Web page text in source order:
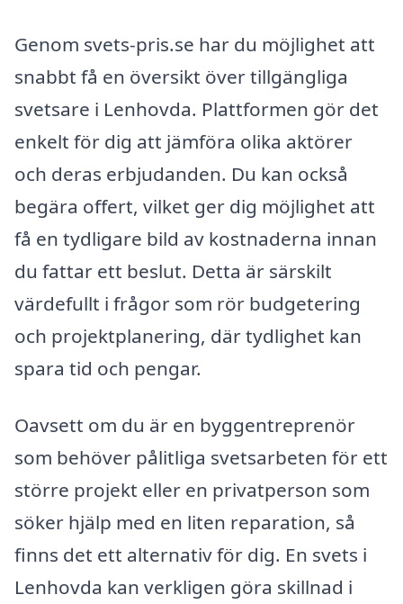
Genom svets-pris.se har du möjlighet att
snabbt få en översikt över tillgängliga
svetsare i Lenhovda. Plattformen gör det
enkelt för dig att jämföra olika aktörer
och deras erbjudanden. Du kan också
begära offert, vilket ger dig möjlighet att
få en tydligare bild av kostnaderna innan
du fattar ett beslut. Detta är särskilt
värdefullt i frågor som rör budgetering
och projektplanering, där tydlighet kan
spara tid och pengar.
Oavsett om du är en byggentreprenör
som behöver pålitliga svetsarbeten för ett
större projekt eller en privatperson som
söker hjälp med en liten reparation, så
finns det ett alternativ för dig. En svets i
Lenhovda kan verkligen göra skillnad i